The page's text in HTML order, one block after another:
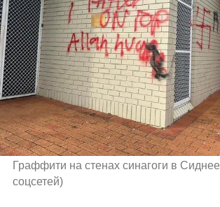
Граффити на стенах синагоги в Сиднее
соцсетей)